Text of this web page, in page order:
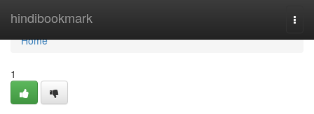
hindibookmark
Home
Home
1